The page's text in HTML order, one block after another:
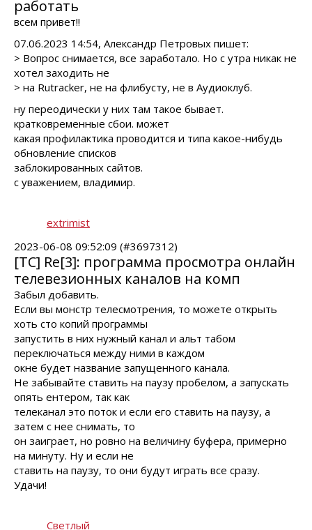
работать
всем привет!!
07.06.2023 14:54, Александр Петровых пишет:
> Вопрос снимается, все заработало. Но с утра никак не
хотел заходить не
> на Rutracker, не на флибусту, не в Аудиоклуб.
ну переодически у них там такое бывает.
кратковременные сбои. может
какая профилактика проводится и типа какое-нибудь
обновление списков
заблокированных сайтов.
с уважением, владимир.
extrimist
2023-06-08 09:52:09 (#3697312)
[TC] Re[3]: программа просмотра онлайн
телевезионных каналов на комп
Забыл добавить.
Если вы монстр телесмотрения, то можете открыть
хоть сто копий программы
запустить в них нужный канал и альт табом
переключаться между ними в каждом
окне будет название запущенного канала.
Не забывайте ставить на паузу пробелом, а запускать
опять ентером, так как
телеканал это поток и если его ставить на паузу, а
затем с нее снимать, то
он заиграет, но ровно на величину буфера, примерно
на минуту. Ну и если не
ставить на паузу, то они будут играть все сразу.
Удачи!
Светлый